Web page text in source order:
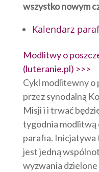
wszystko nowym
Kalendarz
Modlitwy o
(luteranie.pl) >>>
Cykl modlitewny o
przez synodalną
Misji i i trwać
tygodnia modlitwą
parafia. Inicjatywa
jest jedną
wyzwania